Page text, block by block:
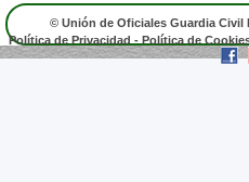
© Unión de Oficiales Guardia Civil
Política de Privacidad - Política de